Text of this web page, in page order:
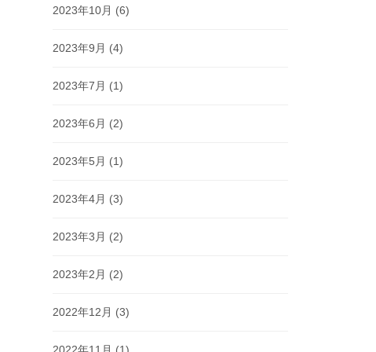
2023年10月 (6)
2023年9月 (4)
2023年7月 (1)
2023年6月 (2)
2023年5月 (1)
2023年4月 (3)
2023年3月 (2)
2023年2月 (2)
2022年12月 (3)